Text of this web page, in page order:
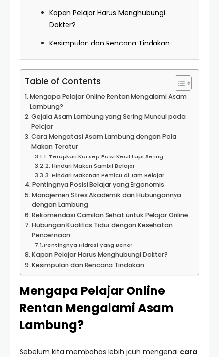
Kapan Pelajar Harus Menghubungi
Dokter?
Kesimpulan dan Rencana Tindakan
Table of Contents
Mengapa Pelajar Online Rentan Mengalami Asam
Lambung?
Gejala Asam Lambung yang Sering Muncul pada
Pelajar
Cara Mengatasi Asam Lambung dengan Pola
Makan Teratur
1. Terapkan Konsep Porsi Kecil tapi Sering
2. Hindari Makan Sambil Belajar
3. Hindari Makanan Pemicu di Jam Belajar
Pentingnya Posisi Belajar yang Ergonomis
Manajemen Stres Akademik dan Hubungannya
dengan Lambung
Rekomendasi Camilan Sehat untuk Pelajar Online
Hubungan Kualitas Tidur dengan Kesehatan
Pencernaan
Pentingnya Hidrasi yang Benar
Kapan Pelajar Harus Menghubungi Dokter?
Kesimpulan dan Rencana Tindakan
Mengapa Pelajar Online
Rentan Mengalami Asam
Lambung?
Sebelum kita membahas lebih jauh mengenai cara